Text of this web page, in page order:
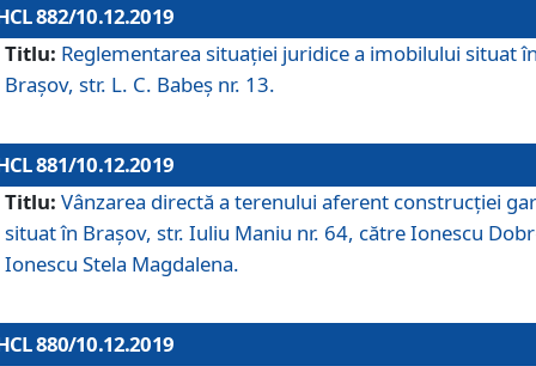
882/10.12.2019
Titlu: Reglementarea situației juridice a imobilului situat
Brașov, str. L. C. Babeș nr. 13.
881/10.12.2019
Titlu: Vânzarea directă a terenului aferent construcției
situat în Brașov, str. Iuliu Maniu nr. 64, către Ionescu
Ionescu Stela Magdalena.
880/10.12.2019